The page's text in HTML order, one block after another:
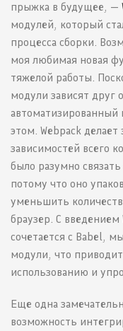
прыжка в будущее, —
модулей, который
процесса сборки.
моя любимая новая
тяжелой работы.
модули зависят друг
автоматизированный
этом. Webpack
зависимостей всего
было разумно
потому что оно
уменьшить
браузер. С
сочетается с Babel,
модули, что
использованию и
Еще одна
возможность